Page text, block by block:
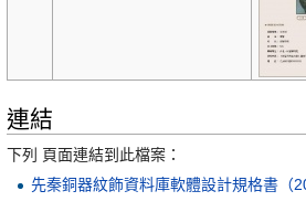
連結
下列 頁面連結到此檔案：
先秦銅器紋飾資料庫軟體設計規格書（